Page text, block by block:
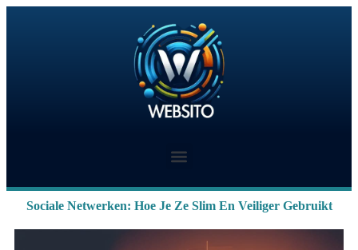
Sociale Netwerken: Hoe Je Ze Slim En Veiliger Gebruikt